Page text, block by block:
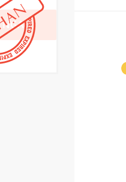
NGAY